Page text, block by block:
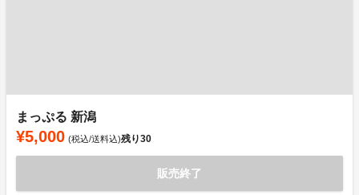
まっぷる 新潟
¥5,000 (税込/送料込)残り30
販売終了